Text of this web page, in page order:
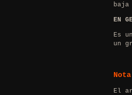
baja
EN
Es
un
El